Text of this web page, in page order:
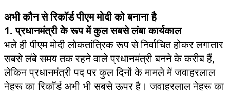
अभी कौन से रिकॉर्ड पीएम मोदी को बनाना है
1. प्रधानमंत्री के रूप में कुल सबसे लंबा कार्यकाल
भले ही पीएम मोदी लोकतांत्रिक रूप से निर्वाचित होकर लगातार
सबसे लंबे समय तक रहने वाले प्रधानमंत्री बनने के करीब हैं,
लेकिन प्रधानमंत्री पद पर कुल दिनों के मामले में जवाहरलाल
नेहरू का रिकॉर्ड अभी भी सबसे ऊपर है। जवाहरलाल नेहरू का